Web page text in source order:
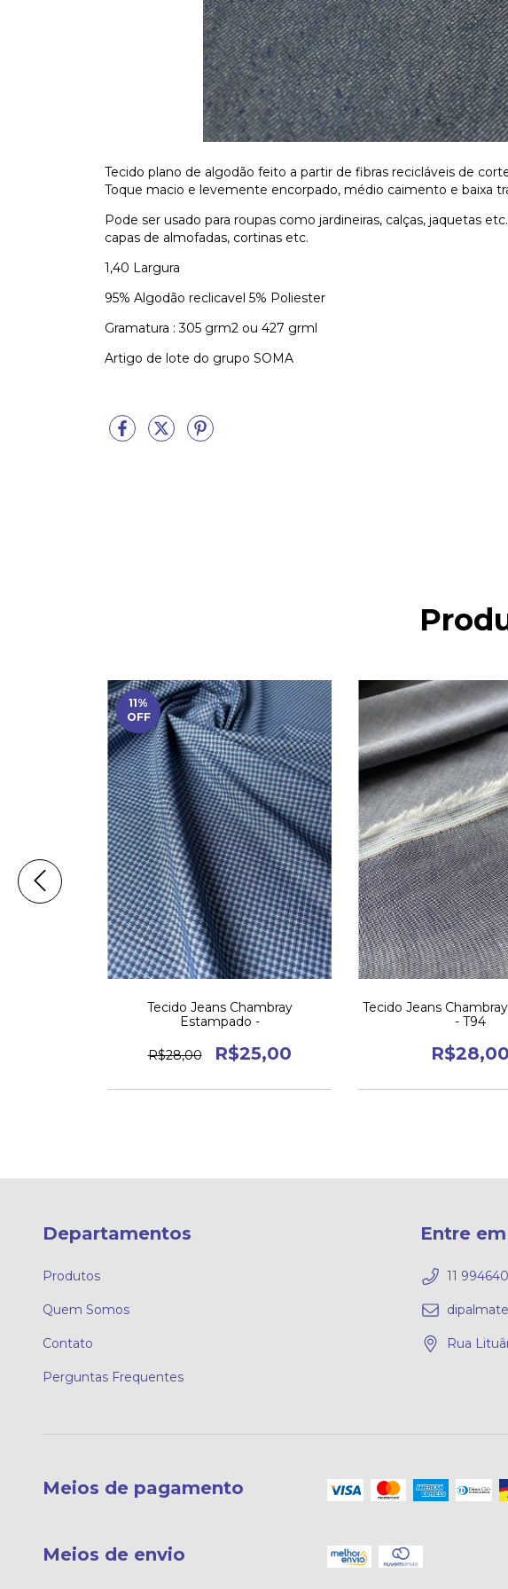
Tecido plano de algodão feito a partir de fibras recicláveis de
Toque macio e levemente encorpado, médio caimento e baixa
Pode ser usado para roupas como jardineiras, calças, jaquetas
capas de almofadas, cortinas etc.
1,40 Largura
95% Algodão reclicavel 5% Poliester
Gramatura : 305 grm2 ou 427 grml
Artigo de lote do grupo SOMA
11%
OFF
Tecido Jeans Chambray
Estampado -
R$28,00 R$25,00
Tecido Jeans
- T94
R$28,00
Departamentos
Produtos
Quem Somos
Contato
Perguntas Frequentes
Entre
11
Rua
Meios de pagamento
Meios de envio